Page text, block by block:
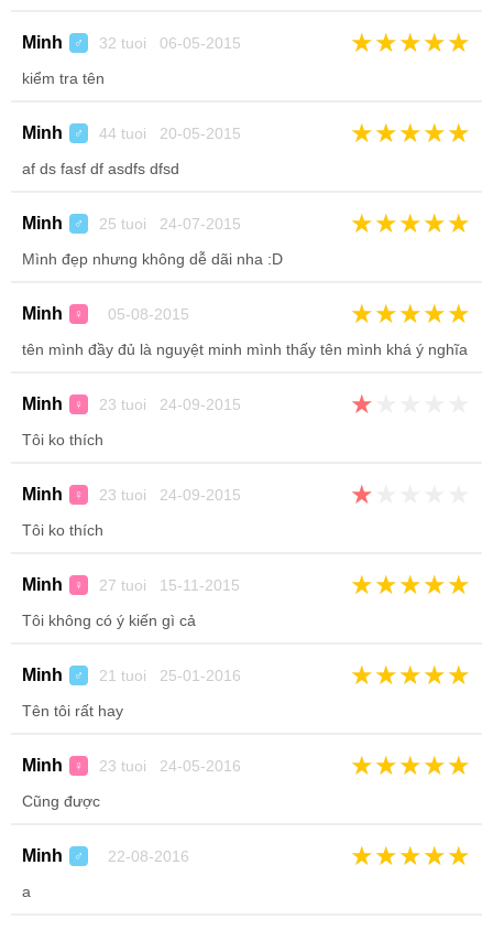
Minh ♂ 32 tuoi 06-05-2015 ★★★★★
kiểm tra tên
Minh ♂ 44 tuoi 20-05-2015 ★★★★★
af ds fasf df asdfs dfsd
Minh ♂ 25 tuoi 24-07-2015 ★★★★★
Mình đẹp nhưng không dễ dãi nha :D
Minh ♀ 05-08-2015 ★★★★★
tên mình đầy đủ là nguyệt minh mình thấy tên mình khá ý nghĩa
Minh ♀ 23 tuoi 24-09-2015 ★
Tôi ko thích
Minh ♀ 23 tuoi 24-09-2015 ★
Tôi ko thích
Minh ♀ 27 tuoi 15-11-2015 ★★★★★
Tôi không có ý kiến gì cả
Minh ♂ 21 tuoi 25-01-2016 ★★★★★
Tên tôi rất hay
Minh ♀ 23 tuoi 24-05-2016 ★★★★★
Cũng được
Minh ♂ 22-08-2016 ★★★★★
a